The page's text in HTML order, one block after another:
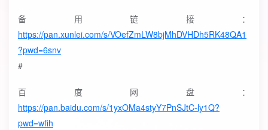
备用链接：
https://pan.xunlei.com/s/VOefZmLW8bjMhDVHDh5RK48QA1
?pwd=6snv
#
百度网盘：
https://pan.baidu.com/s/1yxOMa4styY7PnSJtC-ly1Q?
pwd=wfih